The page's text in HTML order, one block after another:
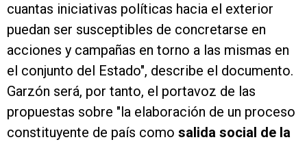
cuantas iniciativas políticas hacia el exterior
puedan ser susceptibles de concretarse en
acciones y campañas en torno a las mismas en
el conjunto del Estado", describe el documento.
Garzón será, por tanto, el portavoz de las
propuestas sobre "la elaboración de un proceso
constituyente de país como salida social de la